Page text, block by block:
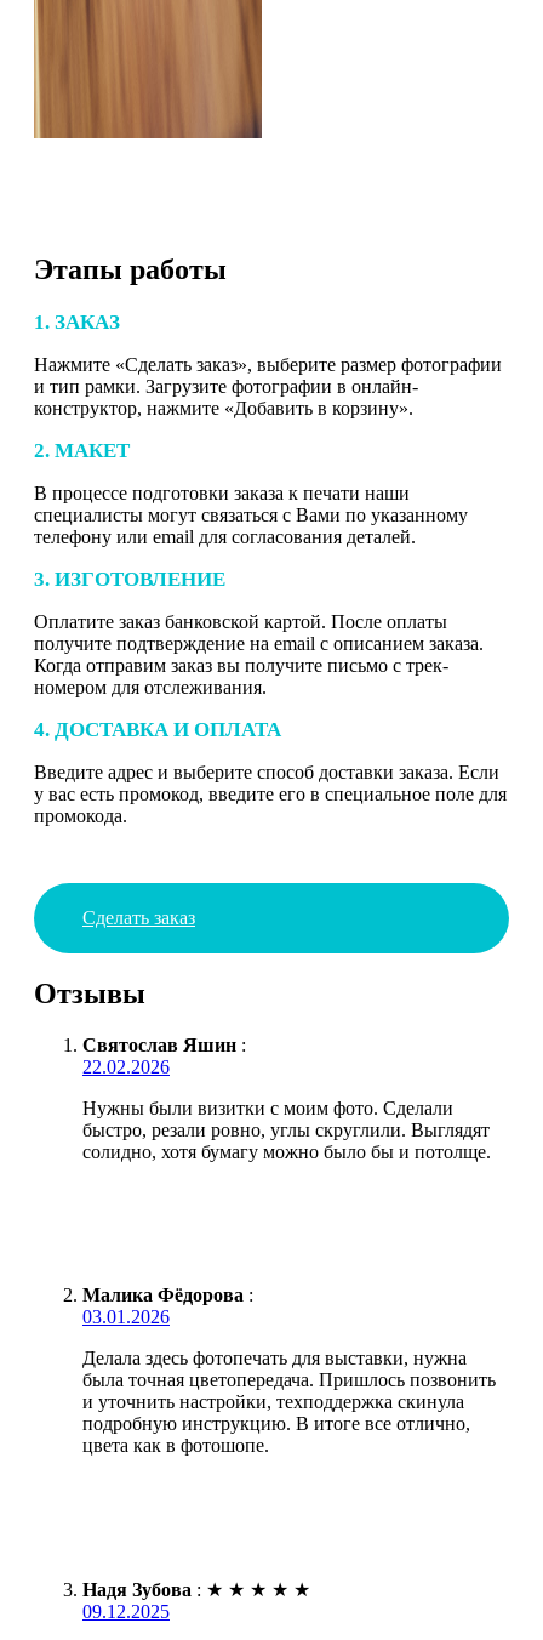
Этапы работы
1. ЗАКАЗ
Нажмите «Сделать заказ», выберите размер фотографии
и тип рамки. Загрузите фотографии в онлайн-
конструктор, нажмите «Добавить в корзину».
2. МАКЕТ
В процессе подготовки заказа к печати наши
специалисты могут связаться с Вами по указанному
телефону или email для согласования деталей.
3. ИЗГОТОВЛЕНИЕ
Оплатите заказ банковской картой. После оплаты
получите подтверждение на email с описанием заказа.
Когда отправим заказ вы получите письмо с трек-
номером для отслеживания.
4. ДОСТАВКА И ОПЛАТА
Введите адрес и выберите способ доставки заказа. Если
у вас есть промокод, введите его в специальное поле для
промокода.
Сделать заказ
Отзывы
Святослав Яшин :
22.02.2026
Нужны были визитки с моим фото. Сделали
быстро, резали ровно, углы скруглили. Выглядят
солидно, хотя бумагу можно было бы и потолще.
Малика Фёдорова :
03.01.2026
Делала здесь фотопечать для выставки, нужна
была точная цветопередача. Пришлось позвонить
и уточнить настройки, техподдержка скинула
подробную инструкцию. В итоге все отлично,
цвета как в фотошопе.
Надя Зубова : ★ ★ ★ ★ ★
09.12.2025